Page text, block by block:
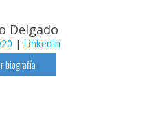
Delgado
| LinkedIn
biografía